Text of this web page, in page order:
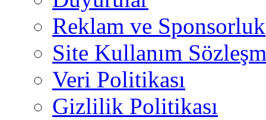
Reklam ve Sponsorluk
Site Kullanım
Veri Politikası
Gizlilik Politikası